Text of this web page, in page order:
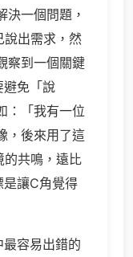
決一個問題，
說出需求，然
察到一個關鍵
避免「說
：「我有一位
，後來用了這
的共鳴，遠比
讓C角覺得
容易出錯的